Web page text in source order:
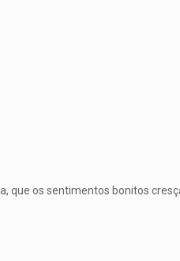
que os sentimentos bonitos